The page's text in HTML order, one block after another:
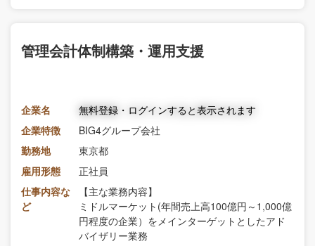
管理会計体制構築・運用支援
企業名
無料登録・ログインすると表示されます
企業特徴
BIG4グループ会社
勤務地
東京都
雇用形態
正社員
仕事内容な
ど
【主な業務内容】
ミドルマーケット(年間売上高100億円～1,000億
円程度の企業）をメインターゲットとしたアド
バイザリー業務